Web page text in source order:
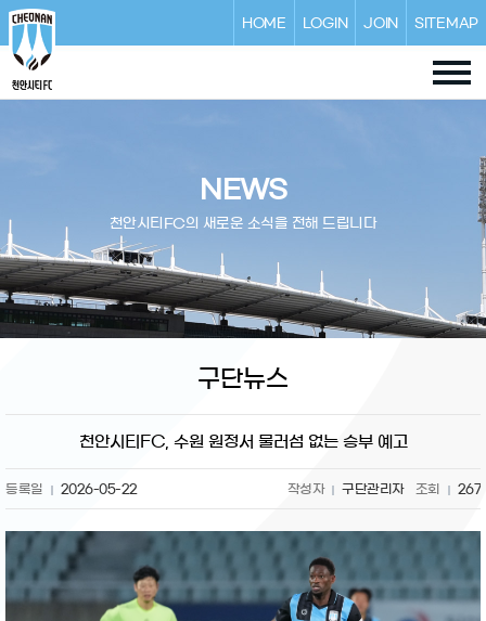
HOME LOGIN JOIN SITEMAP
NEWS
천안시티FC의 새로운 소식을 전해 드립니다
구단뉴스
천안시티FC, 수원 원정서 물러섬 없는 승부 예고
등록일 2026-05-22 작성자 구단관리자 조회 267